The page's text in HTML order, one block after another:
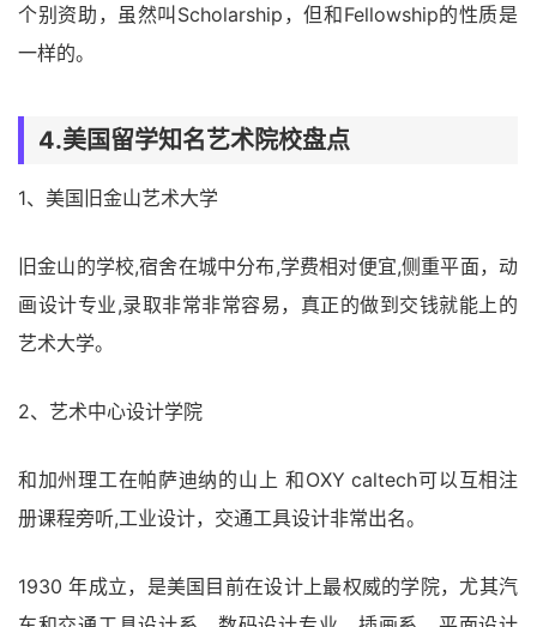
个别资助，虽然叫Scholarship，但和Fellowship的性质是
一样的。
4.美国留学知名艺术院校盘点
1、美国旧金山艺术大学
旧金山的学校,宿舍在城中分布,学费相对便宜,侧重平面，动
画设计专业,录取非常非常容易，真正的做到交钱就能上的
艺术大学。
2、艺术中心设计学院
和加州理工在帕萨迪纳的山上 和OXY caltech可以互相注
册课程旁听,工业设计，交通工具设计非常出名。
1930 年成立，是美国目前在设计上最权威的学院，尤其汽